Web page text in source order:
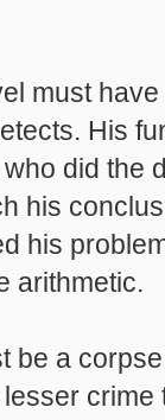
must
His
did the
his
his
arithmetic.
be a